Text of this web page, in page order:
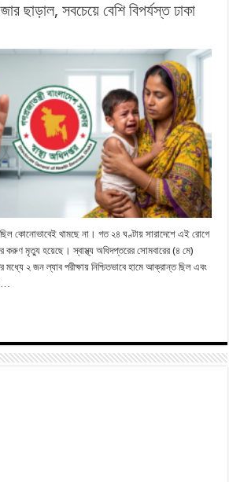
ছাড়াল, সবচেয়ে বেশি বিপর্যস্ত ঢাকা
কোনোভাবেই থামছে না। গত ২৪ ঘণ্টায় সারাদেশে এই রোগে
মৃত্যু হয়েছে। স্বাস্থ্য অধিদপ্তরের সোমবারের (৪ মে)
মধ্যে ২ জন ল্যাব পরীক্ষায় নিশ্চিতভাবে হামে আক্রান্ত ছিল এবং